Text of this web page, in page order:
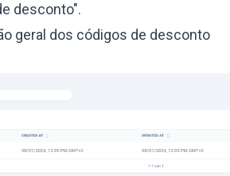
desconto".
geral dos códigos de desconto